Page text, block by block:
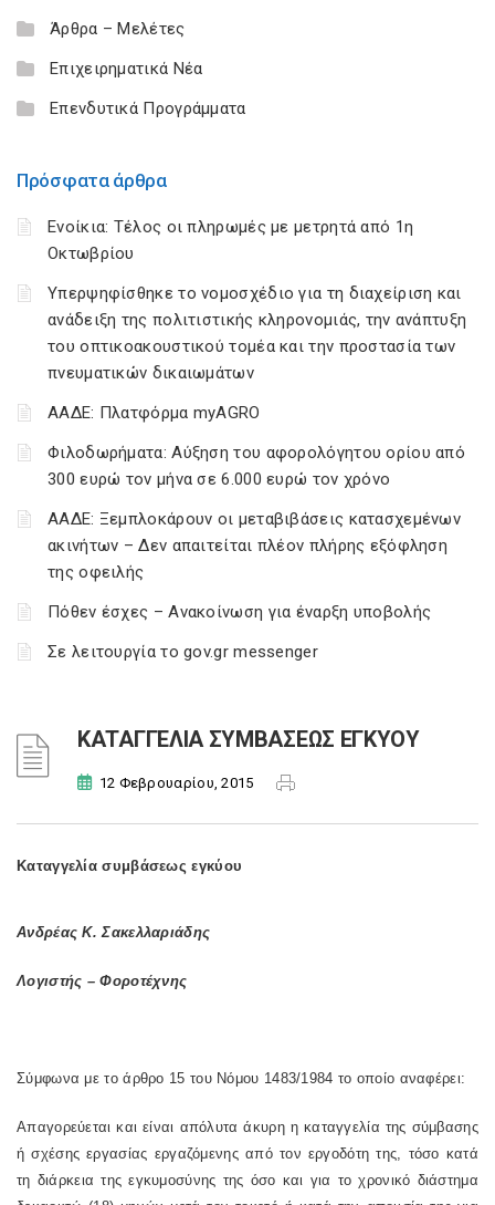
Άρθρα – Μελέτες
Επιχειρηματικά Νέα
Επενδυτικά Προγράμματα
Πρόσφατα άρθρα
Ενοίκια: Τέλος οι πληρωμές με μετρητά από 1η
Οκτωβρίου
Υπερψηφίσθηκε το νομοσχέδιο για τη διαχείριση και
ανάδειξη της πολιτιστικής κληρονομιάς, την ανάπτυξη
του οπτικοακουστικού τομέα και την προστασία των
πνευματικών δικαιωμάτων
ΑΑΔΕ: Πλατφόρμα myAGRO
Φιλοδωρήματα: Αύξηση του αφορολόγητου ορίου από
300 ευρώ τον μήνα σε 6.000 ευρώ τον χρόνο
ΑΑΔΕ: Ξεμπλοκάρουν οι μεταβιβάσεις κατασχεμένων
ακινήτων – Δεν απαιτείται πλέον πλήρης εξόφληση
της οφειλής
Πόθεν έσχες – Ανακοίνωση για έναρξη υποβολής
Σε λειτουργία το gov.gr messenger
ΚΑΤΑΓΓΕΛΙΑ ΣΥΜΒΑΣΕΩΣ ΕΓΚΥΟΥ
12 Φεβρουαρίου, 2015
Καταγγελία συμβάσεως εγκύου
Ανδρέας Κ. Σακελλαριάδης
Λογιστής – Φοροτέχνης
Σύμφωνα με το άρθρο 15 του Νόμου 1483/1984 το οποίο αναφέρει:
Απαγορεύεται και είναι απόλυτα άκυρη η καταγγελία της σύμβασης
ή σχέσης εργασίας εργαζόμενης από τον εργοδότη της, τόσο κατά
τη διάρκεια της εγκυμοσύνης της όσο και για το χρονικό διάστημα